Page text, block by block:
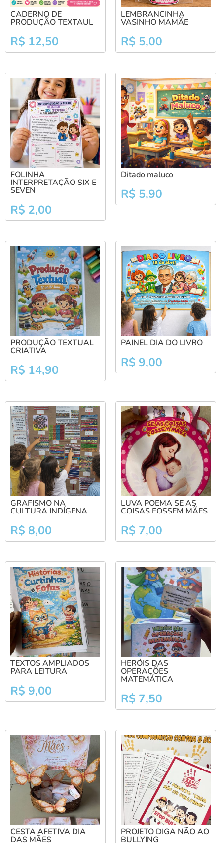
CADERNO DE
PRODUÇÃO TEXTAUL
R$ 12,50
LEMBRANCINHA
VASINHO MAMÃE
R$ 5,00
FOLINHA
INTERPRETAÇÃO SIX E
SEVEN
R$ 2,00
Ditado maluco
R$ 5,90
PRODUÇÃO TEXTUAL
CRIATIVA
R$ 14,90
PAINEL DIA DO LIVRO
R$ 9,00
GRAFISMO NA
CULTURA INDÍGENA
R$ 8,00
LUVA POEMA SE AS
COISAS FOSSEM MÃES
R$ 7,00
TEXTOS AMPLIADOS
PARA LEITURA
R$ 9,00
HERÓIS DAS
OPERAÇÕES
MATEMÁTICA
R$ 7,50
CESTA AFETIVA DIA
DAS MÃES
PROJETO DIGA NÃO AO
BULLYING